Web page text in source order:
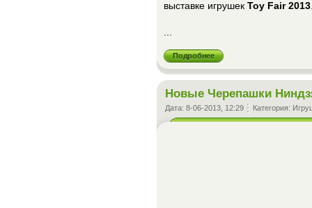
выставке игрушек Toy Fair 2013
...
Подробнее
Новые Черепашки
Дата: 8-06-2013, 12:29 Категория: